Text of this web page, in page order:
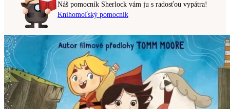
Náš pomocník Sherlock vám ju s radosťou vypátra!
Knihomoľský pomocník